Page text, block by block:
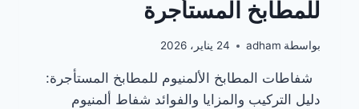
للمطابخ المستأجرة
بواسطة adham 24 يناير، 2026
شفاطات المطابخ الألمنيوم للمطابخ المستأجرة:
دليل التركيب والمزايا والفوائد شفاط ألمنيوم